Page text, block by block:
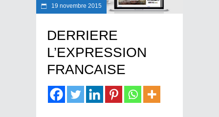
19 novembre 2015
DERRIERE
L’EXPRESSION
FRANCAISE